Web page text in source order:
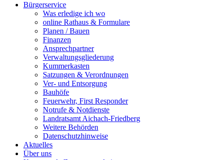
Bürgerservice
Was erledige ich wo
online Rathaus & Formulare
Planen / Bauen
Finanzen
Ansprechpartner
Verwaltungsgliederung
Kummerkasten
Satzungen & Verordnungen
Ver- und Entsorgung
Bauhöfe
Feuerwehr, First Responder
Notrufe & Notdienste
Landratsamt Aichach-Friedberg
Weitere Behörden
Datenschutzhinweise
Aktuelles
Über uns